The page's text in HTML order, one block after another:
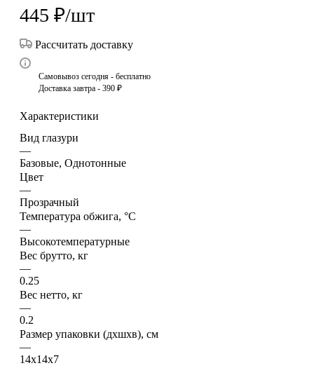
445 ₽/шт
Рассчитать доставку
Самовывоз сегодня - бесплатно
Доставка завтра - 390 ₽
Характеристики
Вид глазури
—
Базовые, Однотонные
Цвет
—
Прозрачный
Температура обжига, °C
—
Высокотемпературные
Вес брутто, кг
—
0.25
Вес нетто, кг
—
0.2
Размер упаковки (дхшхв), см
—
14х14х7